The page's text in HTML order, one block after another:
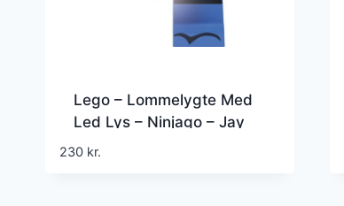
Lego – Lommelygte Med
Led Lys – Ninjago – Jay
230 kr.